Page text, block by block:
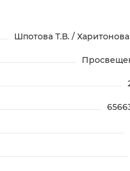
Шпотова Т.В. / Харитонова